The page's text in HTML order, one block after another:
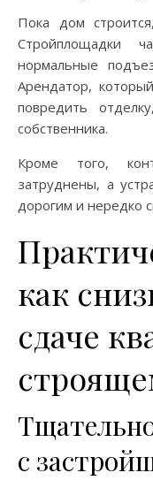
Пока дом
Стройплощадки
нормальные
Арендатор,
повредить
собственника.
Кроме того,
затруднены, а
дорогим и нередко
как
сдаче
с